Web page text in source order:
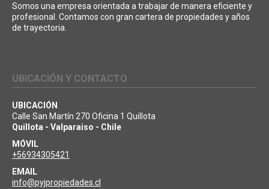
Somos una empresa orientada a trabajar de manera eficiente y
profesional. Contamos con gran cartera de propiedades y años
de trayectoria.
UBICACIÓN Y CONTACTO
UBICACIÓN
Calle San Martín 270 Oficina 1 Quillota
Quillota - Valparaiso - Chile
MÓVIL
+56934305421
EMAIL
info@pyjpropiedades.cl